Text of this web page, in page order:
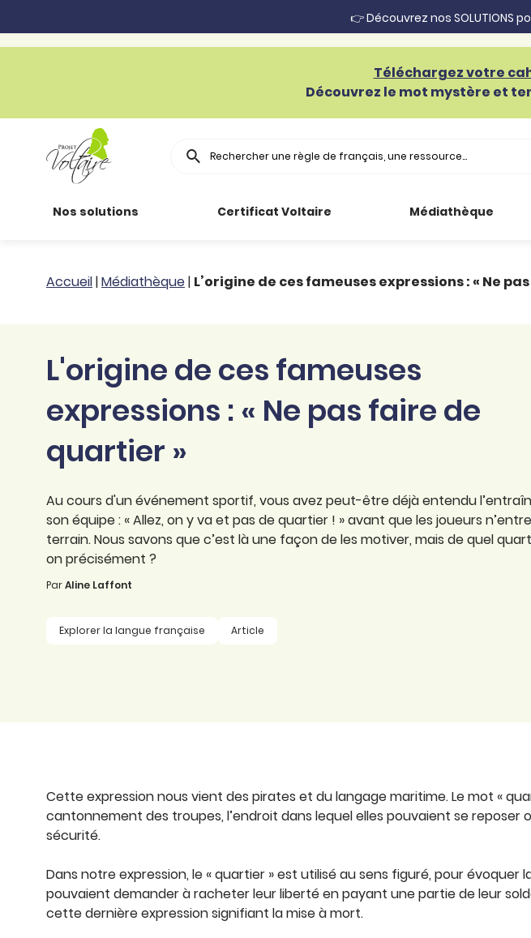
👉 Découvrez nos SOLUTIONS
Téléchargez votre
Découvrez le mot mystère et
Rechercher
Nos solutions
Particuliers
Secteur public
Éducation
Organismes de
formation
Évaluer le niveau de ses
salariés
Certificat Voltaire Médiathèque
Toutes nos
professionnel
Animer une classe
Aider ses enfants
salariés
Explorer la langue
française
Découvrir nos
Témoignages
Conjugaison
Règle
d’orthographe
Syntaxe
Toutes nos fiches
Accueil|Médiathèque| L’origine de ces fameuses expressions : « Ne
L'origine de ces fameuses
expressions : « Ne pas faire de
quartier »
Au cours d'un événement sportif, vous avez peut-être déjà entendu
son équipe : « Allez, on y va et pas de quartier ! » avant que les joueurs
terrain. Nous savons que c’est là une façon de les motiver, mais de quel
on précisément ?
ParAline Laffont
Explorer la langue française Article
Cette expression nous vient des pirates et du langage maritime. Le mot «
cantonnement des troupes, l’endroit dans lequel elles pouvaient se reposer
sécurité.
Dans notre expression, le « quartier » est utilisé au sens figuré, pour
pouvaient demander à racheter leur liberté en payant une partie de leur
cette dernière expression signifiant la mise à mort.